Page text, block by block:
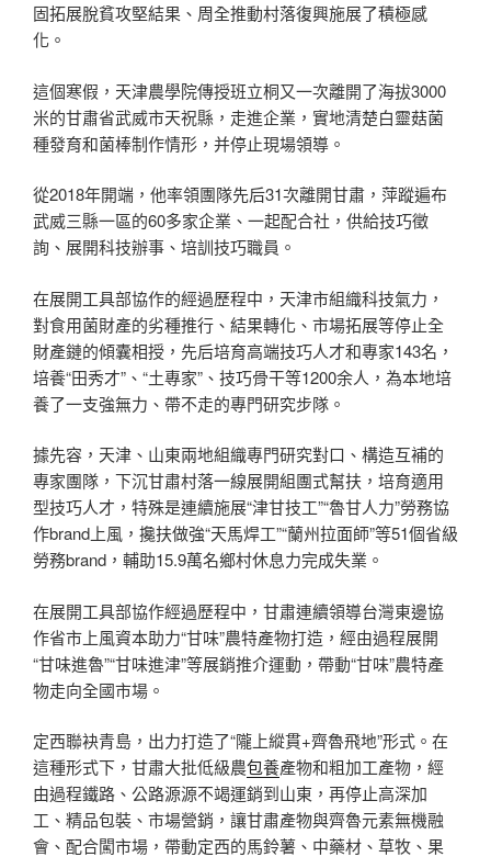
固拓展脫貧攻堅結果、周全推動村落復興施展了積極感
化。
這個寒假，天津農學院傳授班立桐又一次離開了海拔3000
米的甘肅省武威市天祝縣，走進企業，實地清楚白靈菇菌
種發育和菌棒制作情形，并停止現場領導。
從2018年開端，他率領團隊先后31次離開甘肅，萍蹤遍布
武威三縣一區的60多家企業、一起配合社，供給技巧徵
詢、展開科技辦事、培訓技巧職員。
在展開工具部協作的經過歷程中，天津市組織科技氣力，
對食用菌財產的劣種推行、結果轉化、市場拓展等停止全
財產鏈的傾囊相授，先后培育高端技巧人才和專家143名，
培養“田秀才”、“土專家”、技巧骨干等1200余人，為本地培
養了一支強無力、帶不走的專門研究步隊。
據先容，天津、山東兩地組織專門研究對口、構造互補的
專家團隊，下沉甘肅村落一線展開組團式幫扶，培育適用
型技巧人才，特殊是連續施展“津甘技工”“魯甘人力”勞務協
作brand上風，攙扶做強“天馬焊工”“蘭州拉面師”等51個省級
勞務brand，輔助15.9萬名鄉村休息力完成失業。
在展開工具部協作經過歷程中，甘肅連續領導台灣東邊協
作省市上風資本助力“甘味”農特產物打造，經由過程展開
“甘味進魯”“甘味進津”等展銷推介運動，帶動“甘味”農特產
物走向全國市場。
定西聯袂青島，出力打造了“隴上縱貫+齊魯飛地”形式。在
這種形式下，甘肅大批低級農包養產物和粗加工產物，經
由過程鐵路、公路源源不竭運銷到山東，再停止高深加
工、精品包裝、市場營銷，讓甘肅產物與齊魯元素無機融
會、配合闖市場，帶動定西的馬鈴薯、中藥材、草牧、果